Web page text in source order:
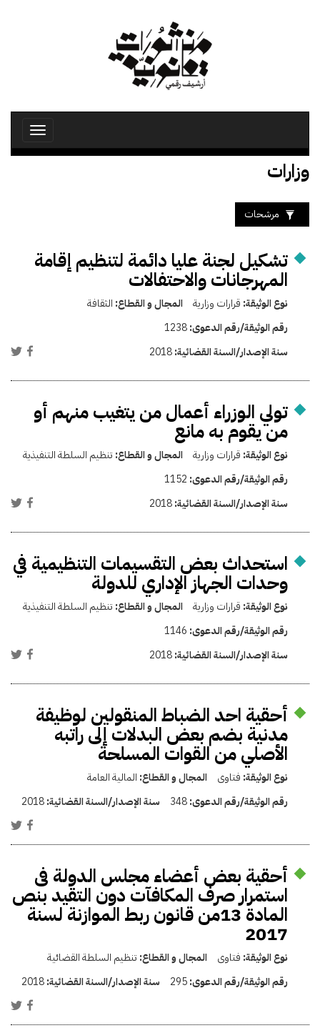
Toggle
وزارات
مرشحات
تشكيل لجنة عليا دائمة لتنظيم إقامة
المهرجانات والاحتفالات
نوع الوثيقة: قرارات وزارية المجال و القطاع: الثقافة
رقم الوثيقة/رقم الدعوى:1238
سنة الإصدار/السنة القضائية:2018
تولي الوزراء أعمال من يتغيب منهم أو
من يقوم به مانع
نوع الوثيقة: قرارات وزارية المجال و القطاع: تنظيم السلطة التنفيذية
رقم الوثيقة/رقم الدعوى: 1152
سنة الإصدار/السنة القضائية:2018
استحداث بعض التقسيمات التنظيمية في
وحدات الجهاز الإداري للدولة
نوع الوثيقة: قرارات وزارية المجال و القطاع: تنظيم السلطة التنفيذية
رقم الوثيقة/رقم الدعوى: 1146
سنة الإصدار/السنة القضائية:2018
أحقية احد الضباط المنقولين لوظيفة
مدنية بضم بعض البدلات إلى راتبه
الأصلي من القوات المسلحة
نوع الوثيقة: فتاوى المجال و القطاع: المالية العامة
رقم الوثيقة/رقم الدعوى:348 سنة الإصدار/السنة القضائية:2018
أحقية بعض أعضاء مجلس الدولة فى
استمرار صرف المكافآت دون التقيد بنص
المادة 13من قانون ربط الموازنة لسنة
2017
نوع الوثيقة: فتاوى المجال و القطاع: تنظيم السلطة القضائية
رقم الوثيقة/رقم الدعوى:295 سنة الإصدار/السنة القضائية:2018